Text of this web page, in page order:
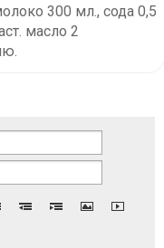
300 мл., сода 0,5
масло 2